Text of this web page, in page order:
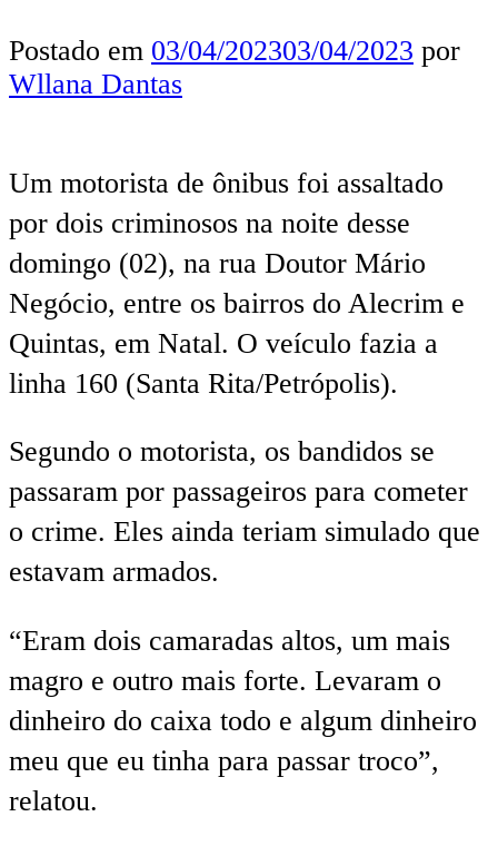
Postado em 03/04/202303/04/2023 por
Wllana Dantas
Um motorista de ônibus foi assaltado
por dois criminosos na noite desse
domingo (02), na rua Doutor Mário
Negócio, entre os bairros do Alecrim e
Quintas, em Natal. O veículo fazia a
linha 160 (Santa Rita/Petrópolis).
Segundo o motorista, os bandidos se
passaram por passageiros para cometer
o crime. Eles ainda teriam simulado que
estavam armados.
“Eram dois camaradas altos, um mais
magro e outro mais forte. Levaram o
dinheiro do caixa todo e algum dinheiro
meu que eu tinha para passar troco”,
relatou.